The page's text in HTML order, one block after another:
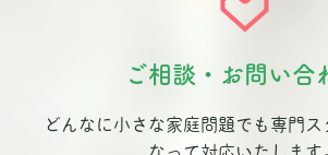
ご相談・お問い合
どんなに小さな家庭問題でも専門